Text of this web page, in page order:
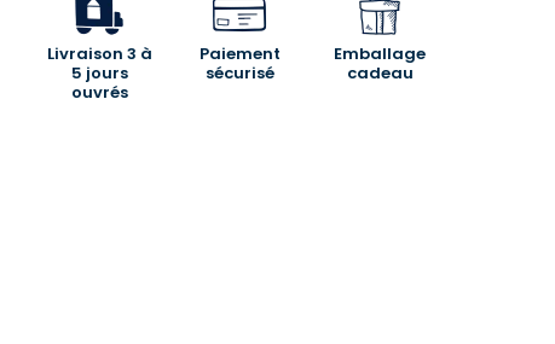
Livraison 3 à
5 jours
ouvrés
Paiement
sécurisé
Emballage
cadeau